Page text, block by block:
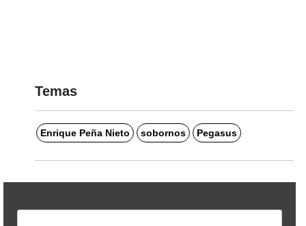
Temas
Enrique Peña Nieto sobornos Pegasus